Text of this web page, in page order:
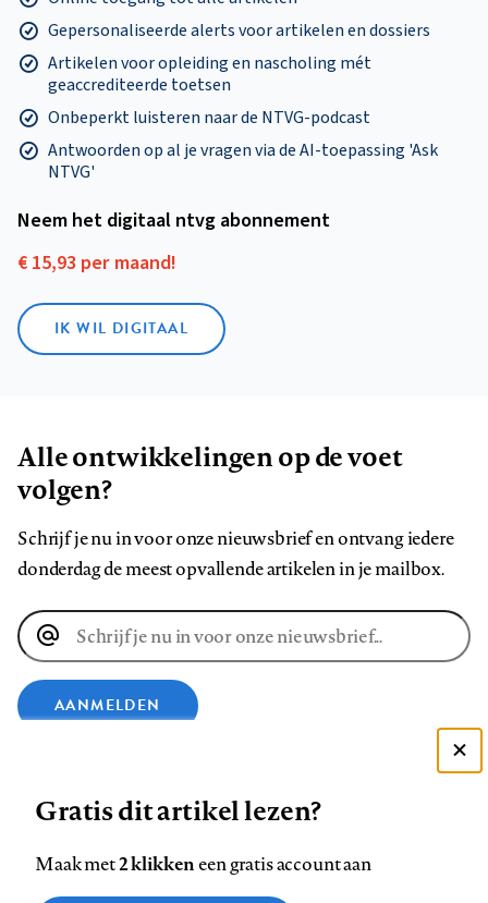
Gepersonaliseerde alerts voor artikelen en dossiers
Artikelen voor opleiding en nascholing mét
geaccrediteerde toetsen
Onbeperkt luisteren naar de NTVG-podcast
Antwoorden op al je vragen via de AI-toepassing 'Ask
NTVG'
Neem het digitaal ntvg abonnement
€ 15,93 per maand!
IK WIL DIGITAAL
Alle ontwikkelingen op de voet
volgen?
Schrijf je nu in voor onze nieuwsbrief en ontvang iedere
donderdag de meest opvallende artikelen in je mailbox.
E-
mailadres
AANMELDEN
ons
Zie onze cookie policy
Gratis dit artikel lezen?
Maak met2 klikkeneen gratis account aan